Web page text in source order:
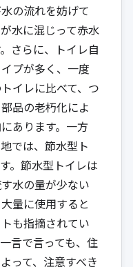
の流れを妨げて
水に混じって赤水
さらに、トイレ自
プが多く、一度
イレに比べて、つ
品の老朽化によ
あります。一方
では、節水型ト
。節水型トイレは
水の量が少ない
量に使用すると
も指摘されてい
言で言っても、住
って、注意すべき